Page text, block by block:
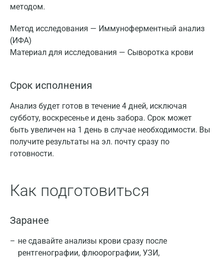
методом.
Метод исследования — Иммуноферментный анализ
(ИФА)
Материал для исследования — Сыворотка крови
Срок исполнения
Анализ будет готов в течение 4 дней, исключая
субботу, воскресенье и день забора. Срок может
быть увеличен на 1 день в случае необходимости. Вы
получите результаты на эл. почту сразу по
готовности.
Как подготовиться
Заранее
не сдавайте анализы крови сразу после
рентгенографии, флюорографии, УЗИ,